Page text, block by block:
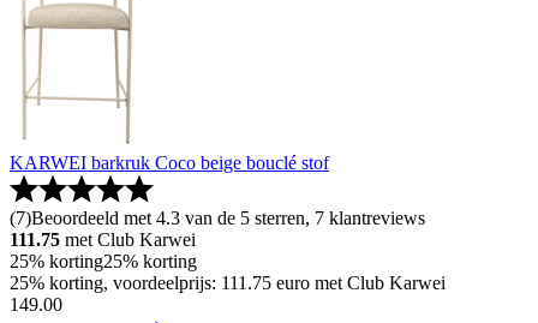
KARWEI barkruk Coco beige bouclé stof
(7)Beoordeeld met 4.3 van de 5 sterren, 7 klantreviews
111.75 met Club Karwei
25% korting25% korting
25% korting, voordeelprijs: 111.75 euro met Club Karwei
149.00